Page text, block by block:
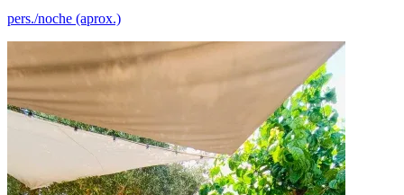
pers./noche (aprox.)